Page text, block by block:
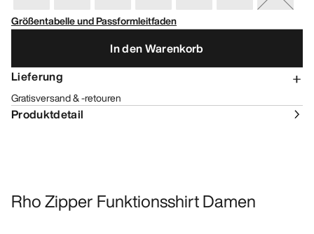
Größentabelle und Passformleitfaden
In den Warenkorb
Lieferung
Gratisversand & -retouren
Produktdetail
Rho Zipper Funktionsshirt Damen